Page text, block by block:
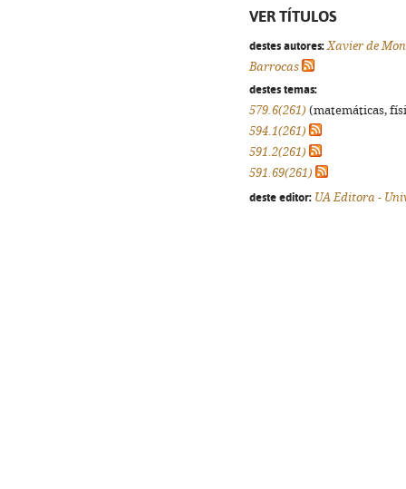
VER TÍTULOS
destes autores: Xavier de
Barrocas
destes temas:
579.6(261) (matemáticas,
594.1(261)
591.2(261)
591.69(261)
deste editor: UA Editora -